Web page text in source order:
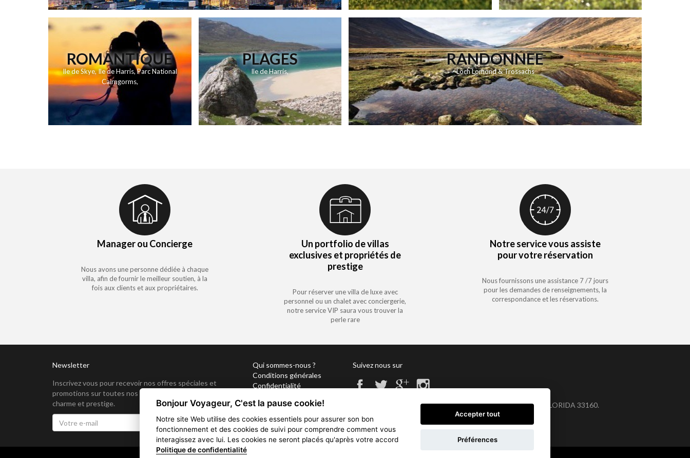
ROMANTIQUE
Ile de Skye,Ile de Harris,Parc National
Cairngorms,
PLAGES
Ile de Harris,
RANDONNEE
Loch Lomond & Trossachs
Manager ou Concierge
Nous avons une personne dédiée à chaque
villa, afin de fournir le meilleur soutien, à la
fois aux clients et aux propriétaires.
Un portfolio de villas
exclusives et propriétés de
prestige
Pour réserver une villa de luxe avec
personnel ou un chalet avec conciergerie,
notre service VIP saura vous trouver la
perle rare
Notre service vous assiste
pour votre réservation
Nous fournissons une assistance 7 /7 jours
pour les demandes de renseignements, la
correspondance et les réservations.
Newsletter
Inscrivez vous pour recevoir nos offres spéciales et
promotions sur toutes nos offres de location vacances
charme et prestige.
Qui sommes-nous ?
Conditions générales
Confidentialité
Sitemap
Cookies
Suivez nous sur
Vacation Key Corp. 2905 Point East Drive #L-215. Aventura. FLORIDA 33160.
info@vacationkey.com
Bonjour Voyageur, C'est la pause cookie!
Notre site Web utilise des cookies essentiels pour assurer son bon
fonctionnement et des cookies de suivi pour comprendre comment vous
interagissez avec lui. Les cookies ne seront placés qu'après votre accord
Politique de confidentialité
Accepter tout
Préférences